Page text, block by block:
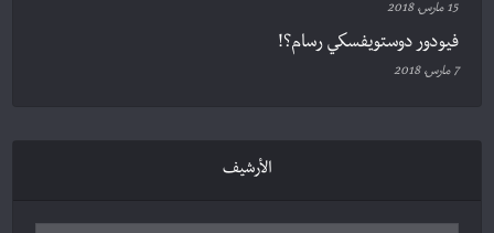
15 مارس، 2018
فيودور دوستويفسكي رسام؟!
7 مارس، 2018
الأرشيف